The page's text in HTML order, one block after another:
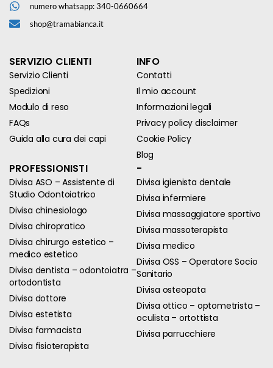
numero whatsapp: 340-0660664
shop@tramabianca.it
SERVIZIO CLIENTI
Servizio Clienti
Spedizioni
Modulo di reso
FAQs
Guida alla cura dei capi
INFO
Contatti
Il mio account
Informazioni legali
Privacy policy disclaimer
Cookie Policy
Blog
PROFESSIONISTI
Divisa ASO – Assistente di
Studio Odontoiatrico
Divisa chinesiologo
Divisa chiropratico
Divisa chirurgo estetico –
medico estetico
Divisa dentista – odontoiatra –
ortodontista
Divisa dottore
Divisa estetista
Divisa farmacista
Divisa fisioterapista
-
Divisa igienista dentale
Divisa infermiere
Divisa massaggiatore sportivo
Divisa massoterapista
Divisa medico
Divisa OSS – Operatore Socio
Sanitario
Divisa osteopata
Divisa ottico – optometrista –
oculista – ortottista
Divisa parrucchiere